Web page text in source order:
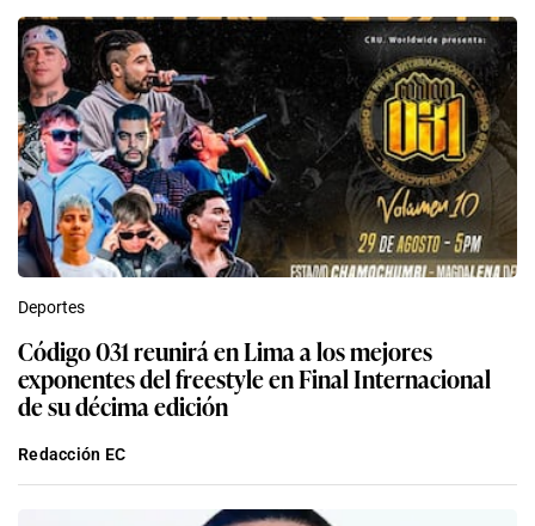
Deportes
Código 031 reunirá en Lima a los mejores
exponentes del freestyle en Final Internacional
de su décima edición
Redacción EC